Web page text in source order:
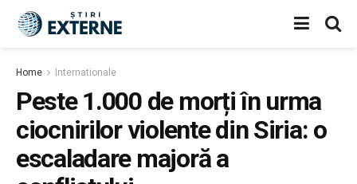
Home Internationale
Peste 1.000 de morți în urma
ciocnirilor violente din Siria: o
escaladare majoră a